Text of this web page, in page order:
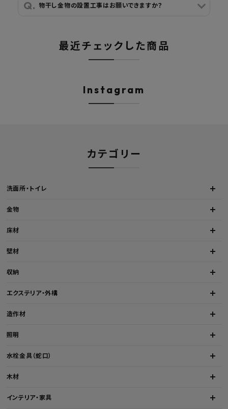
物干し金物の設置工事はお願いできますか？
最近チェックした商品
Instagram
カテゴリー
洗面所・トイレ
金物
床材
壁材
収納
エクステリア・外構
造作材
照明
水栓金具（蛇口）
木材
インテリア・家具